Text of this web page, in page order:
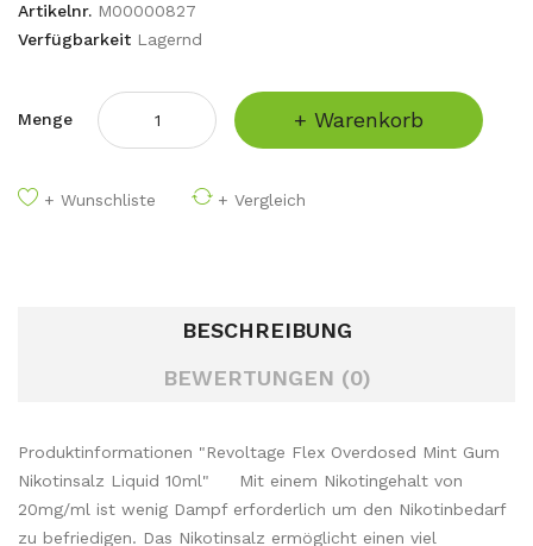
Artikelnr. M00000827
Verfügbarkeit Lagernd
Menge + Warenkorb
+ Wunschliste + Vergleich
BESCHREIBUNG
BEWERTUNGEN (0)
Produktinformationen "Revoltage Flex Overdosed Mint Gum
Nikotinsalz Liquid 10ml" Mit einem Nikotingehalt von
20mg/ml ist wenig Dampf erforderlich um den Nikotinbedarf
zu befriedigen. Das Nikotinsalz ermöglicht einen viel